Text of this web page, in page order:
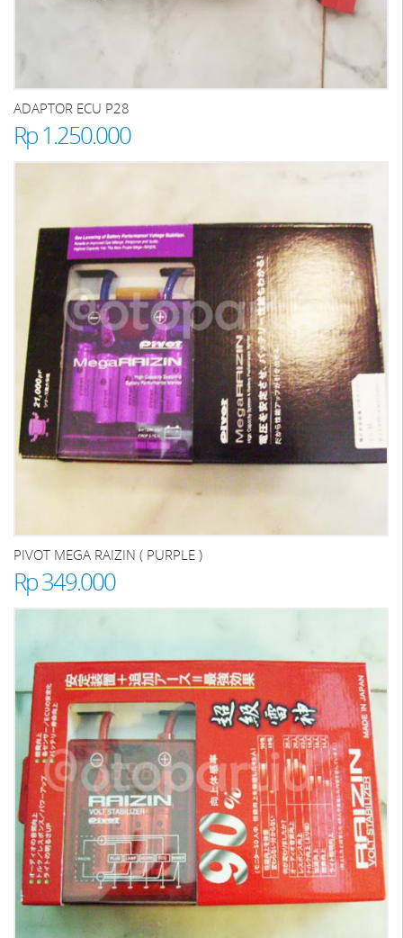
ADAPTOR ECU P28
Rp 1.250.000
PIVOT MEGA RAIZIN ( PURPLE )
Rp 349.000